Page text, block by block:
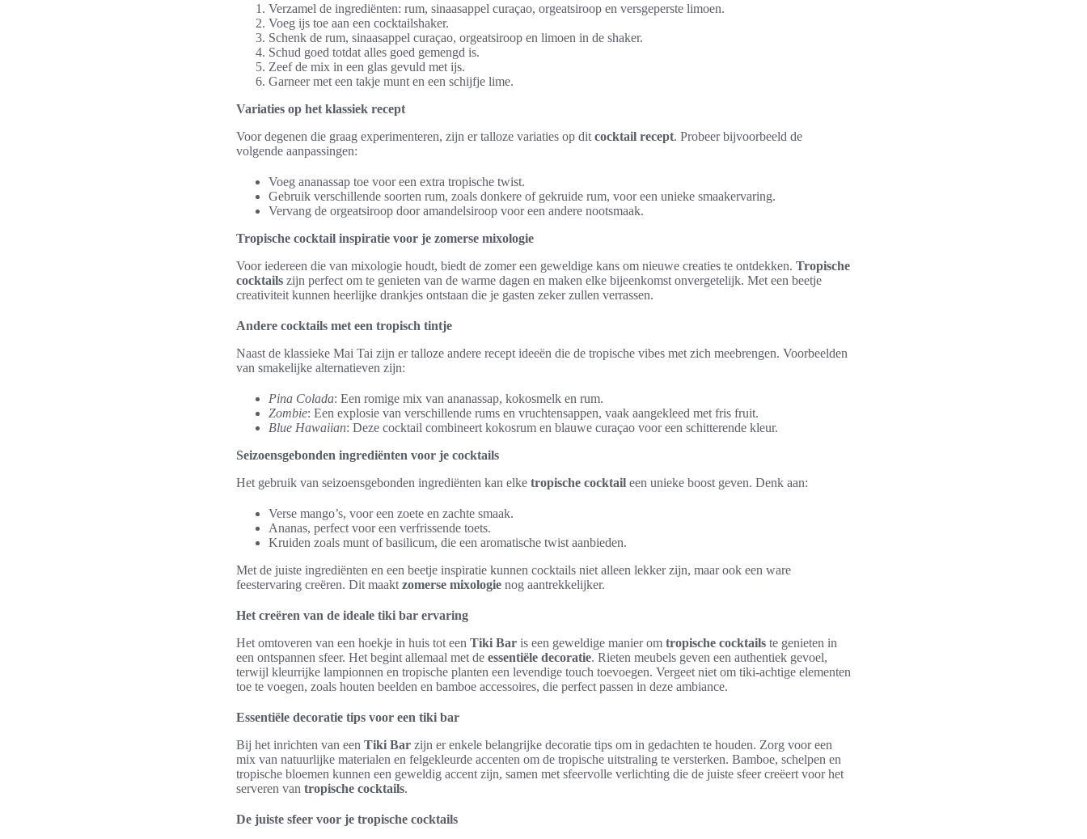
Verzamel de ingrediënten: rum, sinaasappel curaçao, orgeatsiroop en versgeperste limoen.
Voeg ijs toe aan een cocktailshaker.
Schenk de rum, sinaasappel curaçao, orgeatsiroop en limoen in de shaker.
Schud goed totdat alles goed gemengd is.
Zeef de mix in een glas gevuld met ijs.
Garneer met een takje munt en een schijfje lime.
Variaties op het klassiek recept
Voor degenen die graag experimenteren, zijn er talloze variaties op dit cocktail recept. Probeer bijvoorbeeld de
volgende aanpassingen:
Voeg ananassap toe voor een extra tropische twist.
Gebruik verschillende soorten rum, zoals donkere of gekruide rum, voor een unieke smaakervaring.
Vervang de orgeatsiroop door amandelsiroop voor een andere nootsmaak.
Tropische cocktail inspiratie voor je zomerse mixologie
Voor iedereen die van mixologie houdt, biedt de zomer een geweldige kans om nieuwe creaties te ontdekken. Tropische
cocktails zijn perfect om te genieten van de warme dagen en maken elke bijeenkomst onvergetelijk. Met een beetje
creativiteit kunnen heerlijke drankjes ontstaan die je gasten zeker zullen verrassen.
Andere cocktails met een tropisch tintje
Naast de klassieke Mai Tai zijn er talloze andere recept ideeën die de tropische vibes met zich meebrengen. Voorbeelden
van smakelijke alternatieven zijn:
Pina Colada: Een romige mix van ananassap, kokosmelk en rum.
Zombie: Een explosie van verschillende rums en vruchtensappen, vaak aangekleed met fris fruit.
Blue Hawaiian: Deze cocktail combineert kokosrum en blauwe curaçao voor een schitterende kleur.
Seizoensgebonden ingrediënten voor je cocktails
Het gebruik van seizoensgebonden ingrediënten kan elke tropische cocktail een unieke boost geven. Denk aan:
Verse mango’s, voor een zoete en zachte smaak.
Ananas, perfect voor een verfrissende toets.
Kruiden zoals munt of basilicum, die een aromatische twist aanbieden.
Met de juiste ingrediënten en een beetje inspiratie kunnen cocktails niet alleen lekker zijn, maar ook een ware
feestervaring creëren. Dit maakt zomerse mixologie nog aantrekkelijker.
Het creëren van de ideale tiki bar ervaring
Het omtoveren van een hoekje in huis tot een Tiki Bar is een geweldige manier om tropische cocktails te genieten in
een ontspannen sfeer. Het begint allemaal met de essentiële decoratie. Rieten meubels geven een authentiek gevoel,
terwijl kleurrijke lampionnen en tropische planten een levendige touch toevoegen. Vergeet niet om tiki-achtige elementen
toe te voegen, zoals houten beelden en bamboe accessoires, die perfect passen in deze ambiance.
Essentiële decoratie tips voor een tiki bar
Bij het inrichten van een Tiki Bar zijn er enkele belangrijke decoratie tips om in gedachten te houden. Zorg voor een
mix van natuurlijke materialen en felgekleurde accenten om de tropische uitstraling te versterken. Bamboe, schelpen en
tropische bloemen kunnen een geweldig accent zijn, samen met sfeervolle verlichting die de juiste sfeer creëert voor het
serveren van tropische cocktails.
De juiste sfeer voor je tropische cocktails